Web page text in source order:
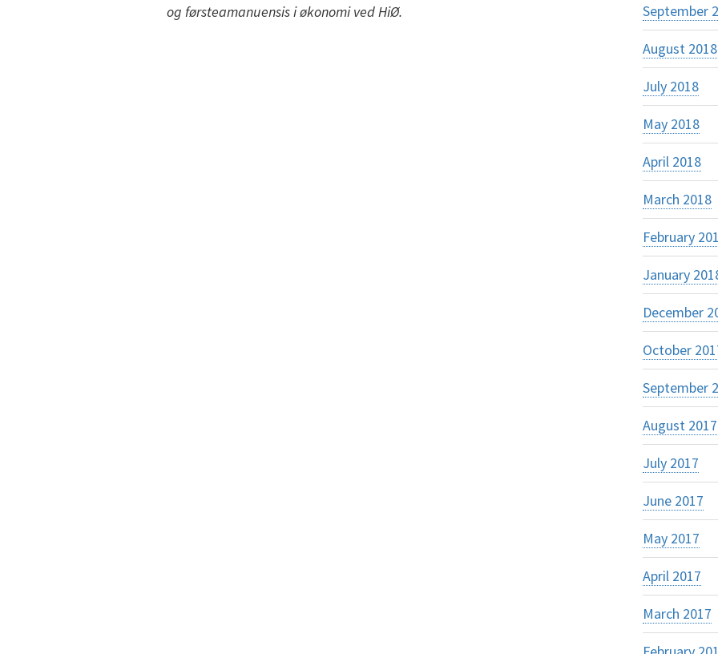
og førsteamanuensis i økonomi ved HiØ.
September
August 2018
July 2018
May 2018
April 2018
March 2018
February
January
December
October
September
August 2017
July 2017
June 2017
May 2017
April 2017
March 2017